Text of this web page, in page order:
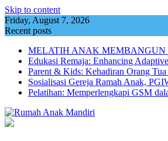
Skip to content
Friday, August 7, 2026
Recent posts
MELATIH ANAK MEMBANGUN
Edukasi Remaja: Enhancing
Parent & Kids: Kehadiran Orang
Sosialisasi Gereja Ramah Anak,
Pelatihan: Memperlengkapi GSM